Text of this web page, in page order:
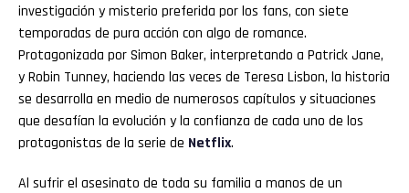
investigación y misterio preferida por los fans, con siete
temporadas de pura acción con algo de romance.
Protagonizada por Simon Baker, interpretando a Patrick Jane,
y Robin Tunney, haciendo las veces de Teresa Lisbon, la historia
se desarrolla en medio de numerosos capítulos y situaciones
que desafían la evolución y la confianza de cada uno de los
protagonistas de la serie de Netflix.
Al sufrir el asesinato de toda su familia a manos de un